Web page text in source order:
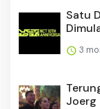
Satu
3
Joerg